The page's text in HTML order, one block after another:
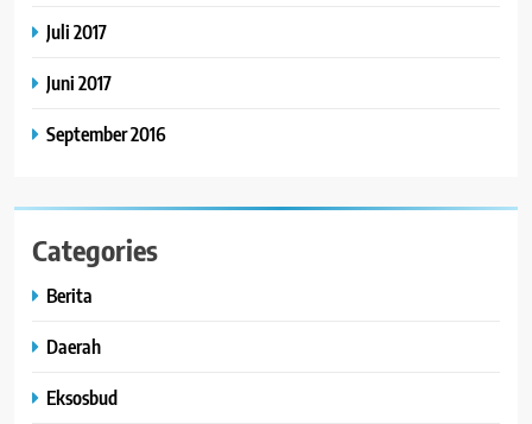
Juli 2017
Juni 2017
September 2016
Categories
Berita
Daerah
Eksosbud